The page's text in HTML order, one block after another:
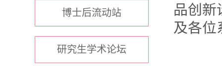
博士后流动站
研究生学术论坛
品创新
及各位